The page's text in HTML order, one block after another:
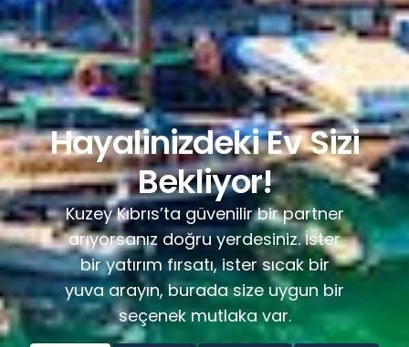
Hayalinizdeki Ev Sizi
Bekliyor!
Kuzey Kıbrıs’ta güvenilir bir partner
arıyorsanız doğru yerdesiniz. İster
bir yatırım fırsatı, ister sıcak bir
yuva arayın, burada size uygun bir
seçenek mutlaka var.